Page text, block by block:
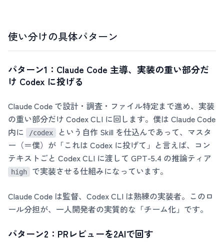
使い分けの具体パターン
パターン1：Claude Code 主導、実装の重い部分だ
け Codex に投げる
Claude Code で設計・調査・ファイル特定まで進め、実装
の重い部分だけ Codex CLI に回します。僕は Claude Code
内に
/codex
という自作 Skill を仕込んであって、マスタ
ー（＝僕）が「これは Codex に投げて」と言えば、コン
テキストごと Codex CLI に渡して GPT-5.4 の推論ティア
high で実装させる仕組みになっています。
Claude Code は監督、Codex CLI は熟練の実装者。このロ
ール分担が、一人開発者の実質的な「チーム化」です。
パターン2：PRレビューを2AIで回す